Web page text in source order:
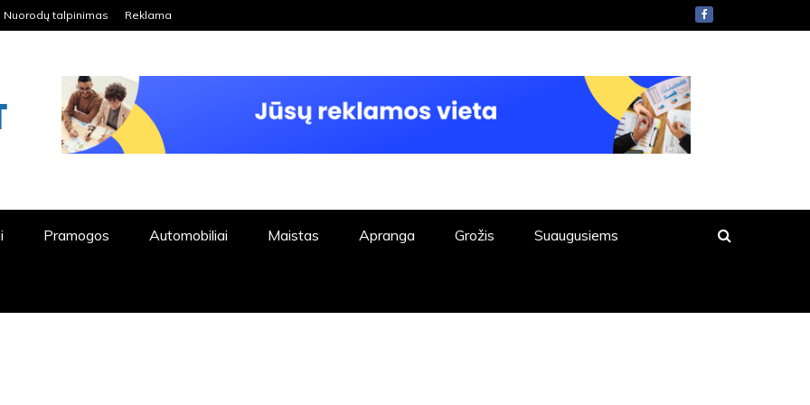
Nuorodų talpinimas Reklama
Pramogos Automobiliai Maistas Apranga Grožis Suaugusiems